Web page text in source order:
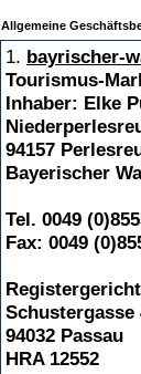
Allgemeine
1. bayrischer-
Tourismus-
Inhaber: Elke
94157
Bayerischer
Tel. 0049
Fax: 0049
Schustergasse
94032 Passau
HRA 12552